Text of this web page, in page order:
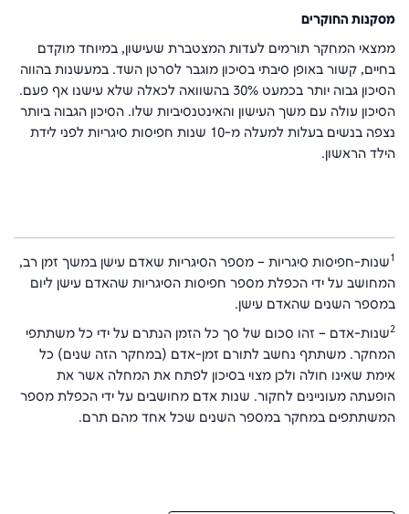
מסקנות החוקרים
ממצאי המחקר תורמים לעדות המצטברת שעישון, במיוחד מוקדם
בחיים, קשור באופן סיבתי בסיכון מוגבר לסרטן השד. במעשנות בהווה
הסיכון גבוה יותר בכמעט 30% בהשוואה לכאלה שלא עישנו אף פעם.
הסיכון עולה עם משך העישון והאינטנסיביות שלו. הסיכון הגבוה ביותר
נצפה בנשים בעלות למעלה מ-10 שנות חפיסות סיגריות לפני לידת
הילד הראשון.
1שנות-חפיסות סיגריות – מספר הסיגריות שאדם עישן במשך זמן רב,
המחושב על ידי הכפלת מספר חפיסות הסיגריות שהאדם עישן ליום
במספר השנים שהאדם עישן.
2שנות-אדם – זהו סכום של סך כל הזמן הנתרם על ידי כל משתתפי
המחקר. משתתף נחשב לתורם זמן-אדם (במחקר הזה שנים) כל
אימת שאינו חולה ולכן מצוי בסיכון לפתח את המחלה אשר את
הופעתה מעוניינים לחקור. שנות אדם מחושבים על ידי הכפלת מספר
המשתתפים במחקר במספר השנים שכל אחד מהם תרם.